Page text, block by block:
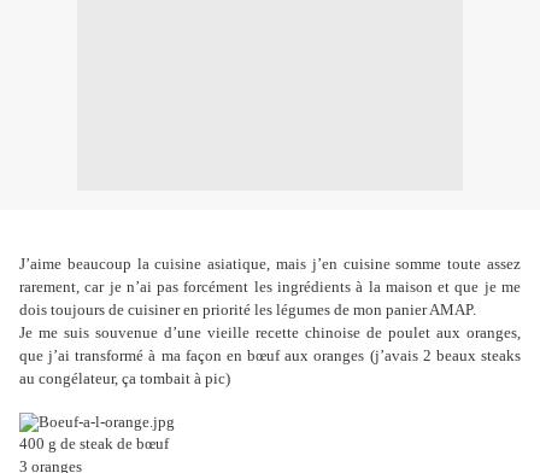
J’aime beaucoup la cuisine asiatique, mais j’en cuisine somme toute assez
rarement, car je n’ai pas forcément les ingrédients à la maison et que je me
dois toujours de cuisiner en priorité les légumes de mon panier AMAP.
Je me suis souvenue d’une vieille recette chinoise de poulet aux oranges,
que j’ai transformé à ma façon en bœuf aux oranges (j’avais 2 beaux steaks
au congélateur, ça tombait à pic)
400 g de steak de bœuf
3 oranges